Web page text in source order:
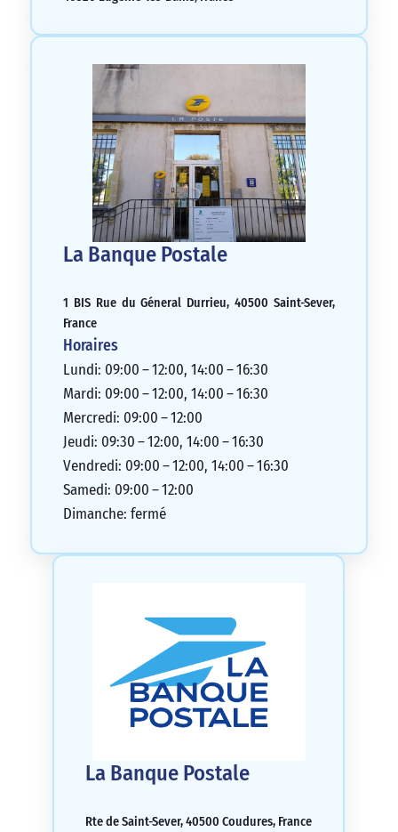
La Banque Postale
1 BIS Rue du Géneral Durrieu, 40500 Saint-Sever,
France
Horaires
Lundi: 09:00 – 12:00, 14:00 – 16:30
Mardi: 09:00 – 12:00, 14:00 – 16:30
Mercredi: 09:00 – 12:00
Jeudi: 09:30 – 12:00, 14:00 – 16:30
Vendredi: 09:00 – 12:00, 14:00 – 16:30
Samedi: 09:00 – 12:00
Dimanche: fermé
La Banque Postale
Rte de Saint-Sever, 40500 Coudures, France